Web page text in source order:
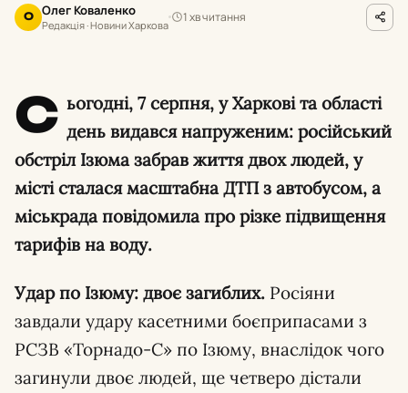
О Олег Коваленко
Редакція · Новини Харкова
1 хв читання
С ьогодні, 7 серпня, у Харкові та області
день видався напруженим: російський
обстріл Ізюма забрав життя двох людей, у
місті сталася масштабна ДТП з автобусом, а
міськрада повідомила про різке підвищення
тарифів на воду.
Удар по Ізюму: двоє загиблих. Росіяни
завдали удару касетними боєприпасами з
РСЗВ «Торнадо-С» по Ізюму, внаслідок чого
загинули двоє людей, ще четверо дістали